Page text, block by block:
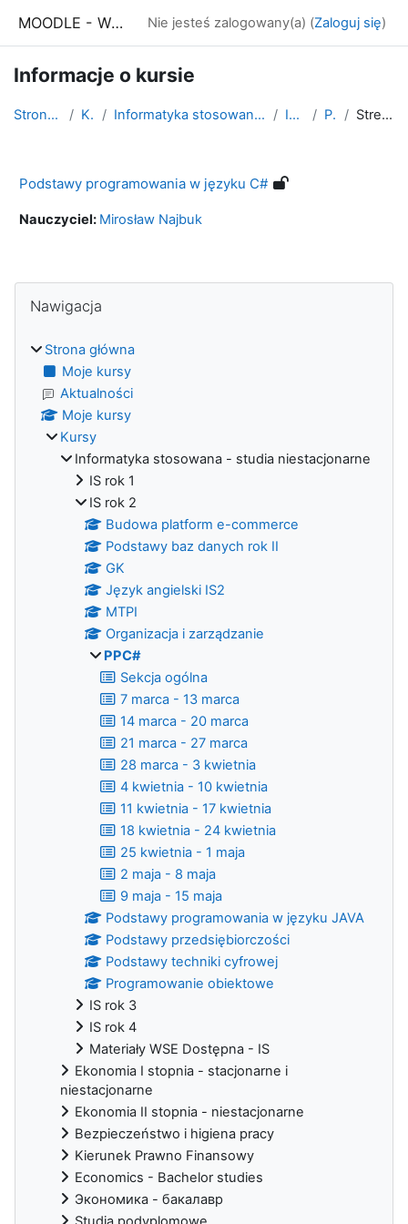
MOODLE - WSE Białystok Nie jesteś zalogowany(a) (Zaloguj się)
Informacje o kursie
Strona główna Kursy Informatyka stosowana - studia niestacjonarne IS rok 2 PPC# Streszczenie
Podstawy programowania w języku C#
Nauczyciel: Mirosław Najbuk
Bloki
Nawigacja
Strona główna
Moje kursy
Aktualności
Moje kursy
Kursy
Informatyka stosowana - studia niestacjonarne
IS rok 1
IS rok 2
Budowa platform e-commerce
Podstawy baz danych rok II
GK
Język angielski IS2
MTPI
Organizacja i zarządzanie
PPC#
Sekcja ogólna
7 marca - 13 marca
14 marca - 20 marca
21 marca - 27 marca
28 marca - 3 kwietnia
4 kwietnia - 10 kwietnia
11 kwietnia - 17 kwietnia
18 kwietnia - 24 kwietnia
25 kwietnia - 1 maja
2 maja - 8 maja
9 maja - 15 maja
Podstawy programowania w języku JAVA
Podstawy przedsiębiorczości
Podstawy techniki cyfrowej
Programowanie obiektowe
IS rok 3
IS rok 4
Materiały WSE Dostępna - IS
Ekonomia I stopnia - stacjonarne i
niestacjonarne
Ekonomia II stopnia - niestacjonarne
Bezpieczeństwo i higiena pracy
Kierunek Prawno Finansowy
Economics - Bachelor studies
Экономика - бакалавр